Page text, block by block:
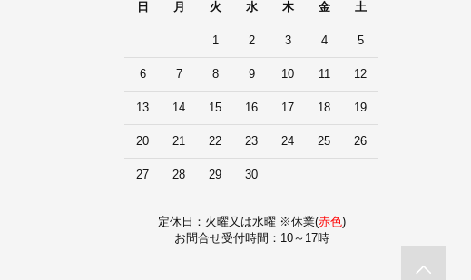
日
月 火 水 木 金 土
1 2 3 4 5
6 7 8 9 10 11 12
13 14 15 16 17 18 19
20 21 22 23 24 25 26
27 28 29 30
定休日：火曜又は水曜 ※休業(赤色)
お問合せ受付時間：10～17時